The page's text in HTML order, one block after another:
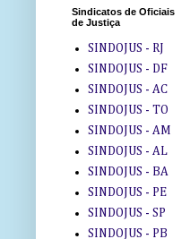
Sindicatos de Oficiais
de Justiça
SINDOJUS - RJ
SINDOJUS - DF
SINDOJUS - AC
SINDOJUS - TO
SINDOJUS - AM
SINDOJUS - AL
SINDOJUS - BA
SINDOJUS - PE
SINDOJUS - SP
SINDOJUS - PB